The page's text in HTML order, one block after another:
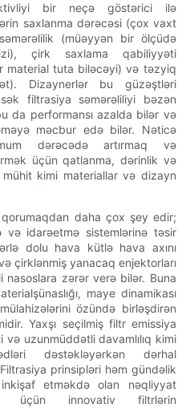
bir neçə göstərici ilə
saxlanma dərəcəsi (çox vaxt
(müəyyən bir ölçüdə
çirk saxlama qabiliyyəti
material tuta biləcəyi) və təzyiq
Dizaynerlər bu güzəştləri
filtrasiya səmərəliliyi bəzən
da performansı azalda bilər və
məcbur edə bilər. Nəticə
dərəcədə artırmaq və
üçün qatlanma, dərinlik və
kimi materiallar və dizayn
daha çox şey edir;
və idarəetmə sistemlərinə təsir
dolu hava kütlə hava axını
çirklənmiş yanacaq enjektorları
zərər verə bilər. Buna
maye dinamikası
özündə birləşdirən
Yaxşı seçilmiş filtr emissiya
uzunmüddətli davamlılıq kimi
dəstəkləyərkən dərhal
prinsipləri həm gündəlik
etməkdə olan nəqliyyat
üçün innovativ filtrlərin